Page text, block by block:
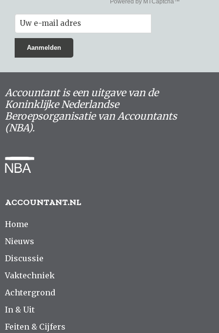
Accountant is een uitgave van de
Koninklijke Nederlandse
Beroepsorganisatie van Accountants
(NBA).
ACCOUNTANT.NL
Home
Nieuws
Discussie
Vaktechniek
Achtergrond
In & Uit
Feiten & Cijfers